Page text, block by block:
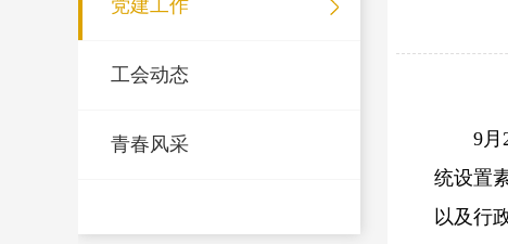
党建工作
工会动态
青春风采
9月
统设置
以及行